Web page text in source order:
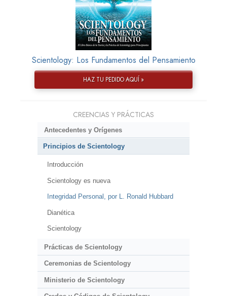
Scientology: Los Fundamentos del Pensamiento
HAZ TU PEDIDO AQUÍ »
CREENCIAS Y PRÁCTICAS
Antecedentes y Orígenes
Principios de Scientology
Introducción
Scientology es nueva
Integridad Personal, por L. Ronald Hubbard
Dianética
Scientology
Prácticas de Scientology
Ceremonias de Scientology
Ministerio de Scientology